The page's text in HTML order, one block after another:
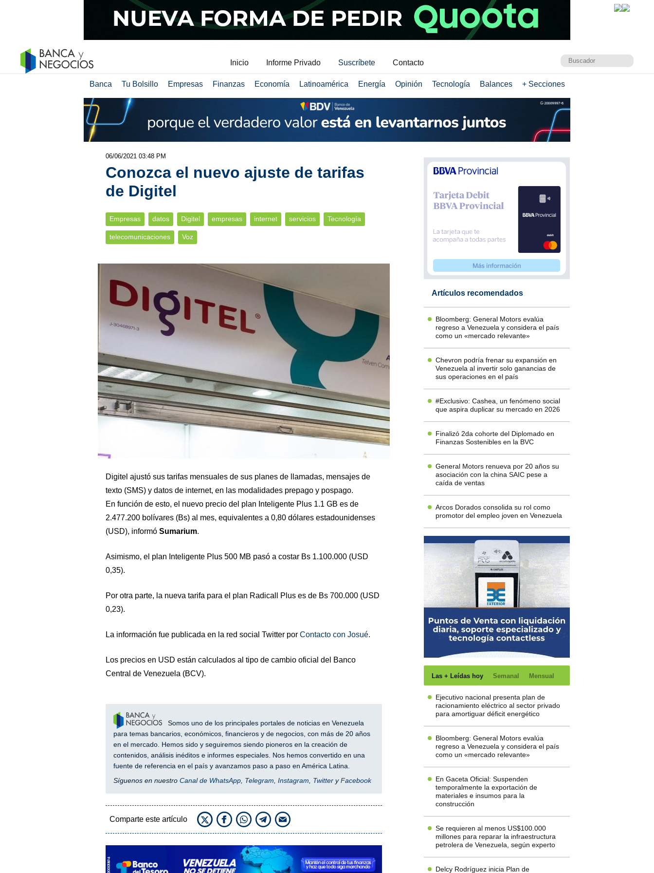
Inicio Informe Privado Suscríbete Contacto
Banca Tu Bolsillo Empresas Finanzas Economía Latinoamérica Energía Opinión Tecnología Balances + Secciones
06/06/2021 03:48 PM
Conozca el nuevo ajuste de tarifas
de Digitel
Empresas datos Digitel empresas internet servicios Tecnología
telecomunicaciones Voz
Digitel ajustó sus tarifas mensuales de sus planes de llamadas, mensajes de
texto (SMS) y datos de internet, en las modalidades prepago y pospago.
En función de esto, el nuevo precio del plan Inteligente Plus 1.1 GB es de
2.477.200 bolívares (Bs) al mes, equivalentes a 0,80 dólares estadounidenses
(USD), informó Sumarium.
Asimismo, el plan Inteligente Plus 500 MB pasó a costar Bs 1.100.000 (USD
0,35).
Por otra parte, la nueva tarifa para el plan Radicall Plus es de Bs 700.000 (USD
0,23).
La información fue publicada en la red social Twitter por Contacto con Josué.
Los precios en USD están calculados al tipo de cambio oficial del Banco
Central de Venezuela (BCV).
Somos uno de los principales portales de noticias en Venezuela
para temas bancarios, económicos, financieros y de negocios, con más de 20 años
en el mercado. Hemos sido y seguiremos siendo pioneros en la creación de
contenidos, análisis inéditos e informes especiales. Nos hemos convertido en una
fuente de referencia en el país y avanzamos paso a paso en América Latina.
Síguenos en nuestro Canal de WhatsApp, Telegram, Instagram, TwitteryFacebook
Comparte este artículo
Artículos recomendados
Bloomberg: General Motors evalúa
regreso a Venezuela y considera el país
como un «mercado relevante»
Chevron podría frenar su expansión en
Venezuela al invertir solo ganancias de
sus operaciones en el país
#Exclusivo: Cashea, un fenómeno social
que aspira duplicar su mercado en 2026
Finalizó 2da cohorte del Diplomado en
Finanzas Sostenibles en la BVC
General Motors renueva por 20 años su
asociación con la china SAIC pese a
caída de ventas
Arcos Dorados consolida su rol como
promotor del empleo joven en Venezuela
Las + Leídas hoy Semanal Mensual
Ejecutivo nacional presenta plan de
racionamiento eléctrico al sector privado
para amortiguar déficit energético
Bloomberg: General Motors evalúa
regreso a Venezuela y considera el país
como un «mercado relevante»
En Gaceta Oficial: Suspenden
temporalmente la exportación de
materiales e insumos para la
construcción
Se requieren al menos US$100.000
millones para reparar la infraestructura
petrolera de Venezuela, según experto
Delcy Rodríguez inicia Plan de